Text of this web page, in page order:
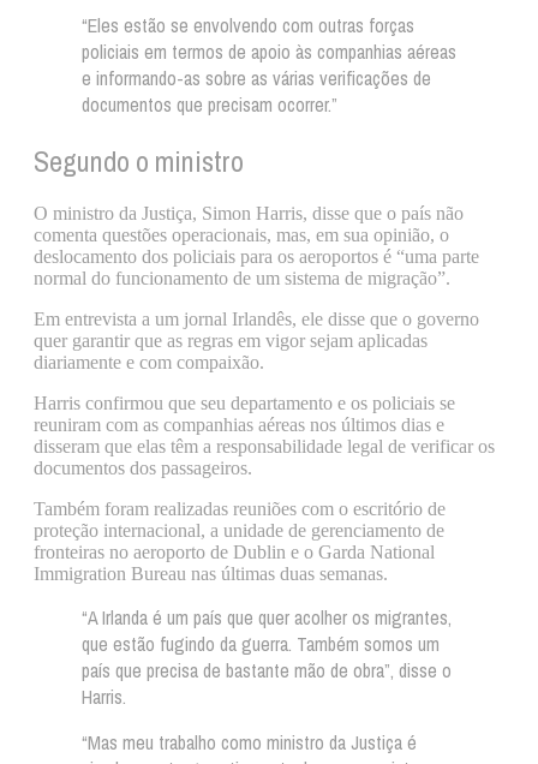
“Eles estão se envolvendo com outras forças
policiais em termos de apoio às companhias aéreas
e informando-as sobre as várias verificações de
documentos que precisam ocorrer.”
Segundo o ministro
O ministro da Justiça, Simon Harris, disse que o país não
comenta questões operacionais, mas, em sua opinião, o
deslocamento dos policiais para os aeroportos é “uma parte
normal do funcionamento de um sistema de migração”.
Em entrevista a um jornal Irlandês, ele disse que o governo
quer garantir que as regras em vigor sejam aplicadas
diariamente e com compaixão.
Harris confirmou que seu departamento e os policiais se
reuniram com as companhias aéreas nos últimos dias e
disseram que elas têm a responsabilidade legal de verificar os
documentos dos passageiros.
Também foram realizadas reuniões com o escritório de
proteção internacional, a unidade de gerenciamento de
fronteiras no aeroporto de Dublin e o Garda National
Immigration Bureau nas últimas duas semanas.
“A Irlanda é um país que quer acolher os migrantes,
que estão fugindo da guerra. Também somos um
país que precisa de bastante mão de obra”, disse o
Harris.
“Mas meu trabalho como ministro da Justiça é